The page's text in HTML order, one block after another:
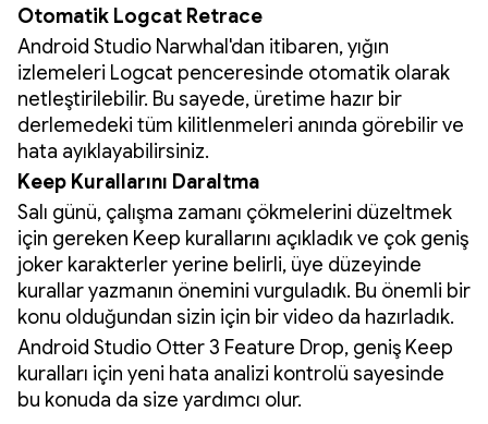
Otomatik Logcat Retrace
Android Studio Narwhal'dan itibaren, yığın
izlemeleri Logcat penceresinde otomatik olarak
netleştirilebilir. Bu sayede, üretime hazır bir
derlemedeki tüm kilitlenmeleri anında görebilir ve
hata ayıklayabilirsiniz.
Keep Kurallarını Daraltma
Salı günü, çalışma zamanı çökmelerini düzeltmek
için gereken Keep kurallarını açıkladık ve çok geniş
joker karakterler yerine belirli, üye düzeyinde
kurallar yazmanın önemini vurguladık. Bu önemli bir
konu olduğundan sizin için bir video da hazırladık.
Android Studio Otter 3 Feature Drop, geniş Keep
kuralları için yeni hata analizi kontrolü sayesinde
bu konuda da size yardımcı olur.